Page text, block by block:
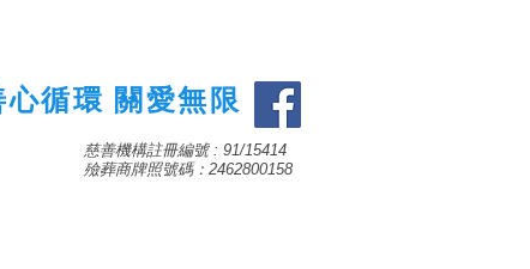
心循環 關愛無限
慈善機構註冊編號 : 91/15414
​殮葬商牌照號碼：2462800158